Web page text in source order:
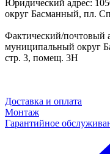
Юридический адрес:
округ Басманный, пл.
Фактический/почтовый
муниципальный округ
стр. 3, помещ. 3Н
Доставка и оплата
Монтаж
Гарантийное